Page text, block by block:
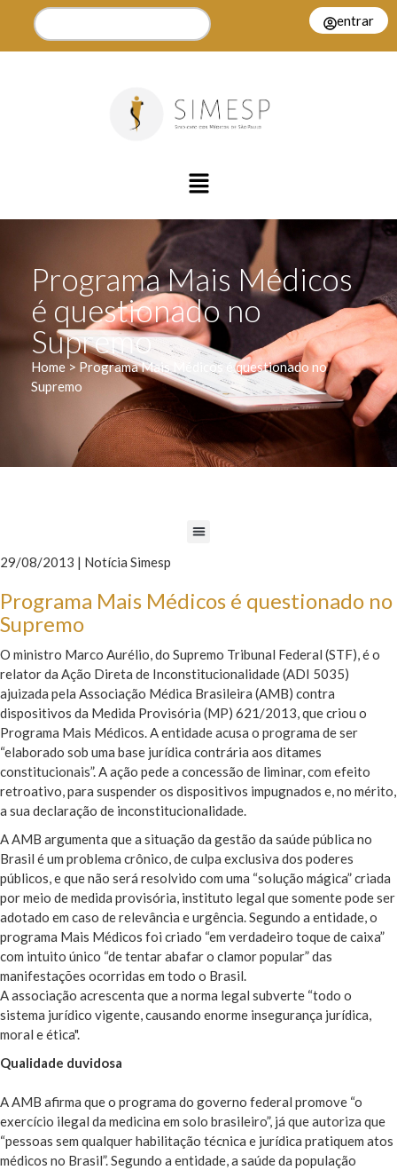
entrar
Programa Mais Médicos
é questionado no
Supremo
Home > Programa Mais Médicos é questionado no
Supremo
29/08/2013 | Notícia Simesp
Programa Mais Médicos é questionado no
Supremo
O ministro Marco Aurélio, do Supremo Tribunal Federal (STF), é o
relator da Ação Direta de Inconstitucionalidade (ADI 5035)
ajuizada pela Associação Médica Brasileira (AMB) contra
dispositivos da Medida Provisória (MP) 621/2013, que criou o
Programa Mais Médicos. A entidade acusa o programa de ser
“elaborado sob uma base jurídica contrária aos ditames
constitucionais”. A ação pede a concessão de liminar, com efeito
retroativo, para suspender os dispositivos impugnados e, no mérito,
a sua declaração de inconstitucionalidade.
A AMB argumenta que a situação da gestão da saúde pública no
Brasil é um problema crônico, de culpa exclusiva dos poderes
públicos, e que não será resolvido com uma “solução mágica” criada
por meio de medida provisória, instituto legal que somente pode ser
adotado em caso de relevância e urgência. Segundo a entidade, o
programa Mais Médicos foi criado “em verdadeiro toque de caixa”
com intuito único “de tentar abafar o clamor popular” das
manifestações ocorridas em todo o Brasil.
A associação acrescenta que a norma legal subverte “todo o
sistema jurídico vigente, causando enorme insegurança jurídica,
moral e ética".
Qualidade duvidosa
A AMB afirma que o programa do governo federal promove “o
exercício ilegal da medicina em solo brasileiro”, já que autoriza que
“pessoas sem qualquer habilitação técnica e jurídica pratiquem atos
médicos no Brasil”. Segundo a entidade, a saúde da população